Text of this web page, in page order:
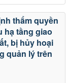
thẩm quyền
hạ tầng giao
bị hủy hoại
quản lý trên